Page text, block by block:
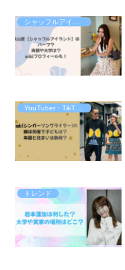
YouTuber・TikToker・ｲﾝﾌﾙｴﾝｻｰ
トレンド